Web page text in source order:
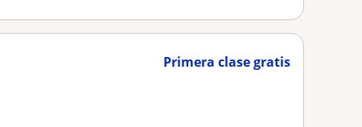
Primera clase gratis